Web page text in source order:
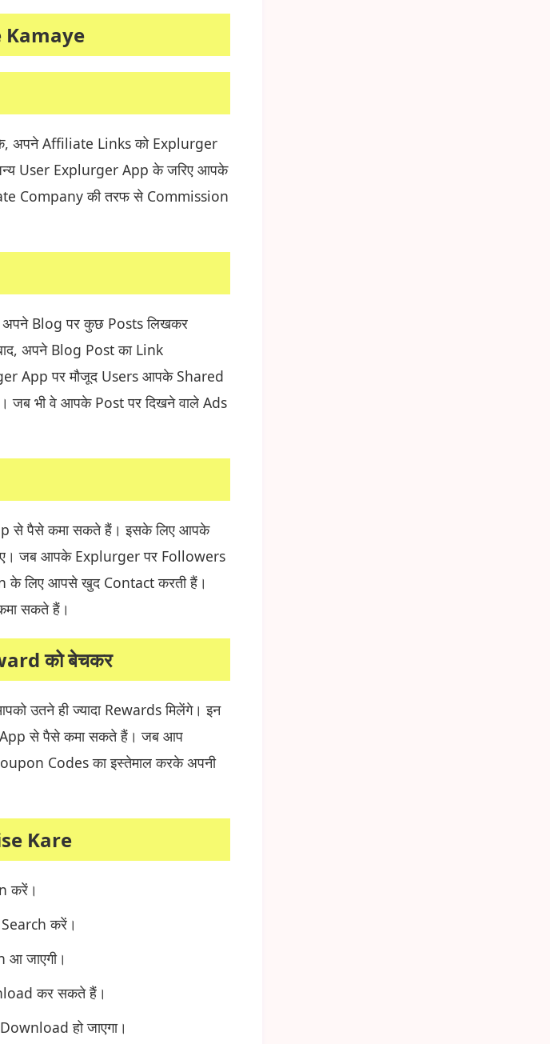
Kamaye
अपने Affiliate Links को Explurger
User Explurger App के जरिए आपके
Company की तरफ से Commission
अपने Blog पर कुछ Posts लिखकर
अपने Blog Post का Link
App पर मौजूद Users आपके Shared
भी वे आपके Post पर दिखने वाले Ads
से पैसे कमा सकते हैं। इसके लिए आपके
जब आपके Explurger पर Followers
के लिए आपसे खुद Contact करती हैं।
सकते हैं।
को बेचकर
उतने ही ज्यादा Rewards मिलेंगे। इन
App से पैसे कमा सकते हैं। जब आप
Codes का इस्तेमाल करके अपनी
Kare
करें।
करें।
जाएगी।
कर सकते हैं।
हो जाएगा।